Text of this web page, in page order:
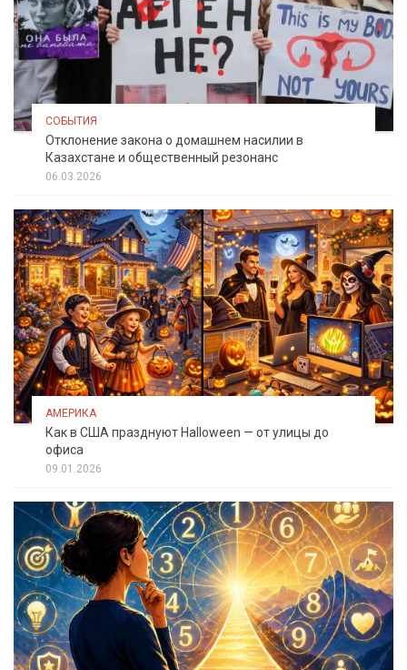
СОБЫТИЯ
Отклонение закона о домашнем насилии в
Казахстане и общественный резонанс
06.03.2026
АМЕРИКА
Как в США празднуют Halloween — от улицы до
офиса
09.01.2026